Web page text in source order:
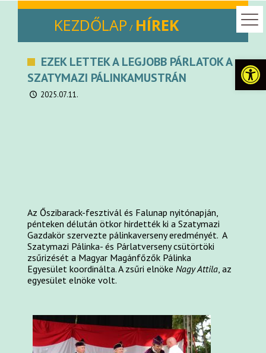
KEZDŐLAP / HÍREK
EZEK LETTEK A LEGJOBB PÁRLATOK A
SZATYMAZI PÁLINKAMUSTRÁN
2025.07.11.
Az Őszibarack-fesztivál és Falunap nyitónapján,
pénteken délután ötkor hirdették ki a Szatymazi
Gazdakör szervezte pálinkaverseny eredményét. A
Szatymazi Pálinka- és Párlatverseny csütörtöki
zsűrizését a Magyar Magánfőzők Pálinka
Egyesület koordinálta. A zsűri elnökeNagy Attila, az
egyesület elnöke volt.